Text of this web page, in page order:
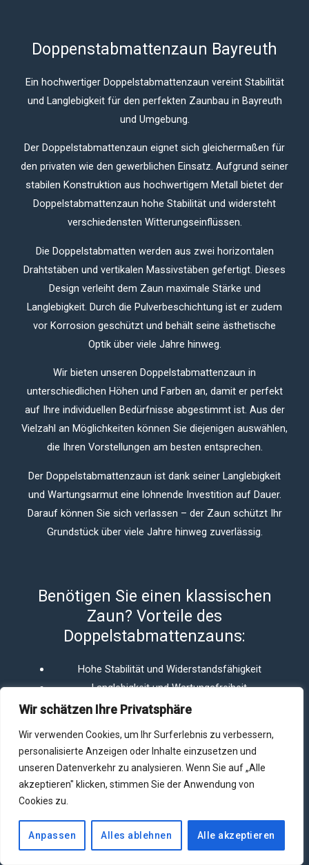
Wir schätzen Ihre Privatsphäre
Wir verwenden Cookies, um Ihr Surferlebnis zu verbessern,
personalisierte Anzeigen oder Inhalte einzusetzen und
unseren Datenverkehr zu analysieren. Wenn Sie auf „Alle
akzeptieren" klicken, stimmen Sie der Anwendung von
Cookies zu.
Anpassen Alles ablehnen Alle akzeptieren
Doppenstabmattenzaun Bayreuth
Ein hochwertiger Doppelstabmattenzaun vereint Stabilität
und Langlebigkeit für den perfekten Zaunbau in Bayreuth
und Umgebung.
Der Doppelstabmattenzaun eignet sich gleichermaßen für
den privaten wie den gewerblichen Einsatz. Aufgrund seiner
stabilen Konstruktion aus hochwertigem Metall bietet der
Doppelstabmattenzaun hohe Stabilität und widersteht
verschiedensten Witterungseinflüssen.
Die Doppelstabmatten werden aus zwei horizontalen
Drahtstäben und vertikalen Massivstäben gefertigt. Dieses
Design verleiht dem Zaun maximale Stärke und
Langlebigkeit. Durch die Pulverbeschichtung ist er zudem
vor Korrosion geschützt und behält seine ästhetische
Optik über viele Jahre hinweg.
Wir bieten unseren Doppelstabmattenzaun in
unterschiedlichen Höhen und Farben an, damit er perfekt
auf Ihre individuellen Bedürfnisse abgestimmt ist. Aus der
Vielzahl an Möglichkeiten können Sie diejenigen auswählen,
die Ihren Vorstellungen am besten entsprechen.
Der Doppelstabmattenzaun ist dank seiner Langlebigkeit
und Wartungsarmut eine lohnende Investition auf Dauer.
Darauf können Sie sich verlassen – der Zaun schützt Ihr
Grundstück über viele Jahre hinweg zuverlässig.
Benötigen Sie einen klassischen
Zaun? Vorteile des
Doppelstabmattenzauns:
Hohe Stabilität und Widerstandsfähigkeit
Langlebigkeit und Wartungsfreiheit
Vielfältige Gestaltungsmöglichkeiten
Flexibilität in der Anpassung an unterschiedliche
Geländegegebenheiten
entscheiden Sie sich für den Doppelstabmattenzaun für
maximale Stabilität und Langlebigkeit. Kontaktieren Sie uns